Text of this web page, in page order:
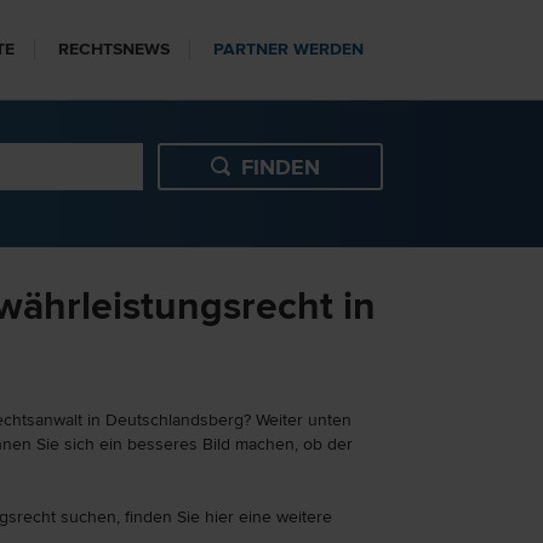
RECHTSNEWS PARTNER WERDEN
in
in Deutschlandsberg? Weiter unten
Sie sich ein besseres Bild machen, ob der
suchen, finden Sie hier eine weitere